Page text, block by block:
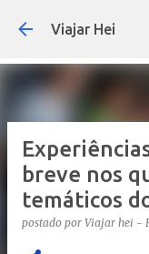
Pular
Viajar Hei
breve nos
temáticos
postado por Viajar hei -